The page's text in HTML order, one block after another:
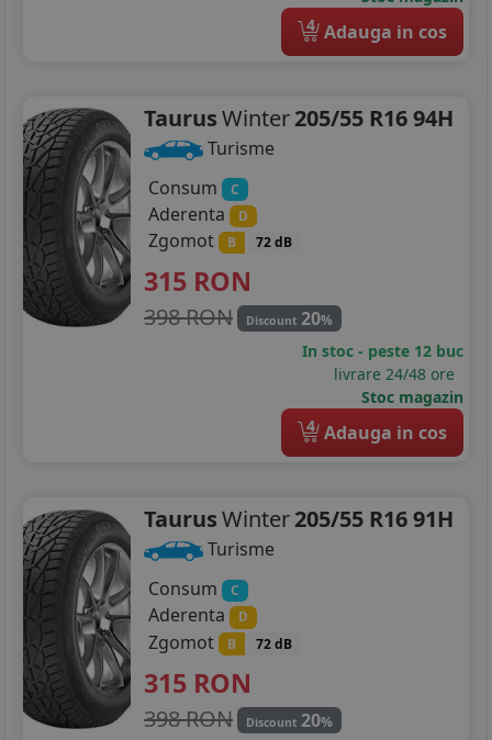
195/60R15
195/65R15
195/70R15
205/60R15
205/65R15
255/75R15
185/75R16
195/45R16
195/50R16
195/55R16
4 Adauga in cos
TaurusWinter205/55 R16 94H
Turisme
Consum
C
Aderenta D
Zgomot B 72 dB
315 RON
398 RON Discount 20%
In stoc - peste 12 buc
livrare 24/48 ore
Stoc magazin
4 Adauga in cos
TaurusWinter205/55 R16 91H
Turisme
Consum
C
Aderenta D
Zgomot B 72 dB
315 RON
398 RON Discount 20%